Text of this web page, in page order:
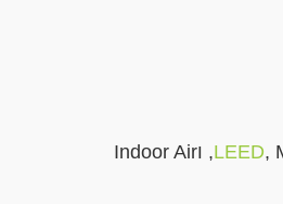
LEED
, M1, VOC, וIndoor Air